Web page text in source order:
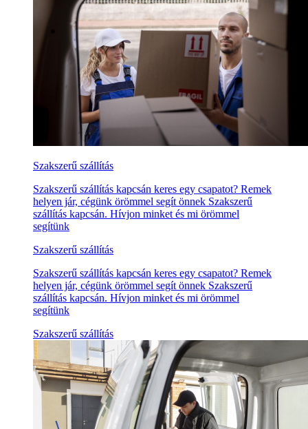
Szakszerű szállítás
Szakszerű szállítás kapcsán keres egy csapatot? Remek
helyen jár, cégünk örömmel segít önnek Szakszerű
szállítás kapcsán. Hívjon minket és mi örömmel
segítünk
Szakszerű szállítás
Szakszerű szállítás kapcsán keres egy csapatot? Remek
helyen jár, cégünk örömmel segít önnek Szakszerű
szállítás kapcsán. Hívjon minket és mi örömmel
segítünk
Szakszerű szállítás